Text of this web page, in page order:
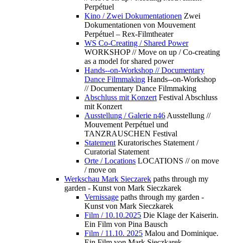
Perpétuel
Kino / Zwei Dokumentationen Zwei
Dokumentationen von Mouvement
Perpétuel – Rex-Filmtheater
WS Co-Creating / Shared Power
WORKSHOP // Move on up / Co-creating
as a model for shared power
Hands--on-Workshop // Documentary
Dance Filmmaking Hands--on-Workshop
// Documentary Dance Filmmaking
Abschluss mit Konzert Festival Abschluss
mit Konzert
Ausstellung / Galerie n46 Ausstellung //
Mouvement Perpétuel und
TANZRAUSCHEN Festival
Statement Kuratorisches Statement /
Curatorial Statement
Orte / Locations LOCATIONS // on move
/ move on
Werkschau Mark Sieczarek paths through my
garden - Kunst von Mark Sieczkarek
Vernissage paths through my garden -
Kunst von Mark Sieczkarek
Film / 10.10.2025 Die Klage der Kaiserin.
Ein Film von Pina Bausch
Film / 11.10. 2025 Malou and Dominique.